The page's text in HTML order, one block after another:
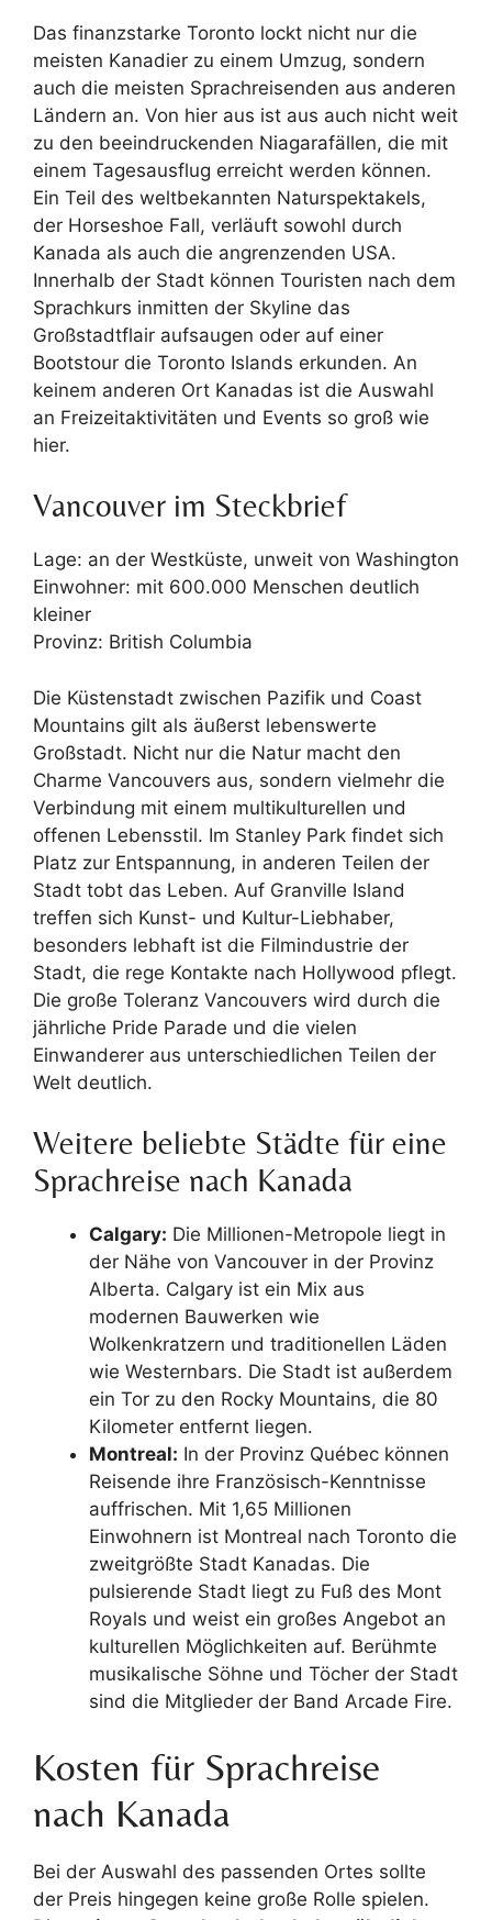
Das finanzstarke Toronto lockt nicht nur die
meisten Kanadier zu einem Umzug, sondern
auch die meisten Sprachreisenden aus anderen
Ländern an. Von hier aus ist aus auch nicht weit
zu den beeindruckenden Niagarafällen, die mit
einem Tagesausflug erreicht werden können.
Ein Teil des weltbekannten Naturspektakels,
der Horseshoe Fall, verläuft sowohl durch
Kanada als auch die angrenzenden USA.
Innerhalb der Stadt können Touristen nach dem
Sprachkurs inmitten der Skyline das
Großstadtflair aufsaugen oder auf einer
Bootstour die Toronto Islands erkunden. An
keinem anderen Ort Kanadas ist die Auswahl
an Freizeitaktivitäten und Events so groß wie
hier.
Vancouver im Steckbrief
Lage: an der Westküste, unweit von Washington
Einwohner: mit 600.000 Menschen deutlich
kleiner
Provinz: British Columbia
Die Küstenstadt zwischen Pazifik und Coast
Mountains gilt als äußerst lebenswerte
Großstadt. Nicht nur die Natur macht den
Charme Vancouvers aus, sondern vielmehr die
Verbindung mit einem multikulturellen und
offenen Lebensstil. Im Stanley Park findet sich
Platz zur Entspannung, in anderen Teilen der
Stadt tobt das Leben. Auf Granville Island
treffen sich Kunst- und Kultur-Liebhaber,
besonders lebhaft ist die Filmindustrie der
Stadt, die rege Kontakte nach Hollywood pflegt.
Die große Toleranz Vancouvers wird durch die
jährliche Pride Parade und die vielen
Einwanderer aus unterschiedlichen Teilen der
Welt deutlich.
Weitere beliebte Städte für eine
Sprachreise nach Kanada
Calgary: Die Millionen-Metropole liegt in
der Nähe von Vancouver in der Provinz
Alberta. Calgary ist ein Mix aus
modernen Bauwerken wie
Wolkenkratzern und traditionellen Läden
wie Westernbars. Die Stadt ist außerdem
ein Tor zu den Rocky Mountains, die 80
Kilometer entfernt liegen.
Montreal: In der Provinz Québec können
Reisende ihre Französisch-Kenntnisse
auffrischen. Mit 1,65 Millionen
Einwohnern ist Montreal nach Toronto die
zweitgrößte Stadt Kanadas. Die
pulsierende Stadt liegt zu Fuß des Mont
Royals und weist ein großes Angebot an
kulturellen Möglichkeiten auf. Berühmte
musikalische Söhne und Töcher der Stadt
sind die Mitglieder der Band Arcade Fire.
Kosten für Sprachreise
nach Kanada
Bei der Auswahl des passenden Ortes sollte
der Preis hingegen keine große Rolle spielen.